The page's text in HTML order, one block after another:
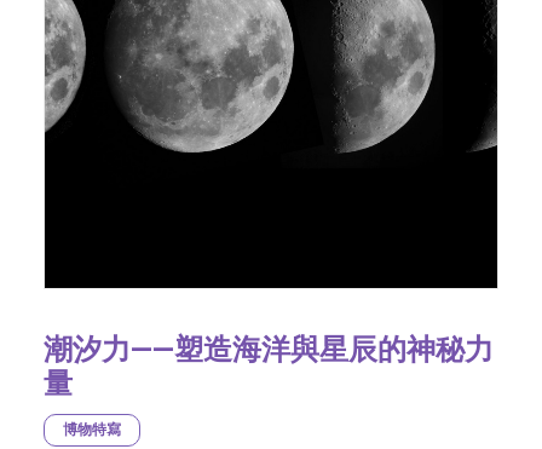
潮汐力——塑造海洋與星辰的神秘力
量
博物特寫